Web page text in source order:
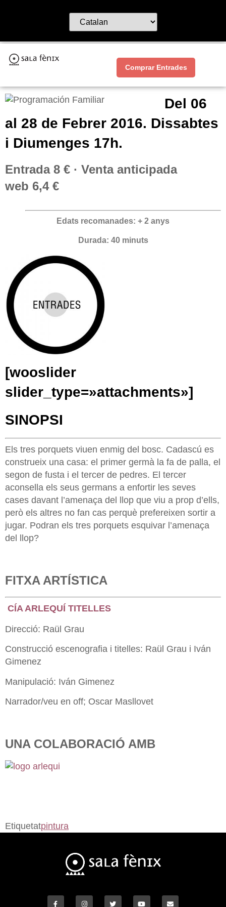
Comprar Entrades
Del 06
al 28 de Febrer 2016. Dissabtes
i Diumenges 17h.
Entrada 8 € · Venta anticipada
web 6,4 €
Edats recomanades: + 2 anys
Durada: 40 minuts
[wooslider
slider_type=»attachments»]
SINOPSI
Els tres porquets viuen enmig del bosc. Cadascú es
construeix una casa: el primer germà la fa de palla, el
segon de fusta i el tercer de pedres. El tercer
aconsella els seus germans a enfortir les seves
cases davant l’amenaça del llop que viu a prop d’ells,
però els altres no fan cas perquè prefereixen sortir a
jugar. Podran els tres porquets esquivar l’amenaça
del llop?
FITXA ARTÍSTICA
CÍA ARLEQUÍ TITELLES
Direcció: Raül Grau
Construcció escenografia i titelles: Raül Grau i Iván
Gimenez
Manipulació: Iván Gimenez
Narrador/veu en off; Oscar Masllovet
UNA COLABORACIÓ AMB
Etiquetatpintura